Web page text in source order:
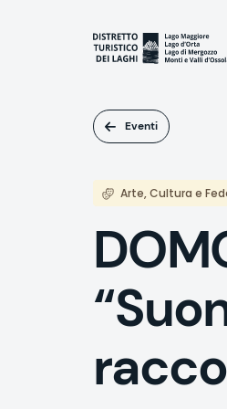
Eventi
Arte, Cultura e